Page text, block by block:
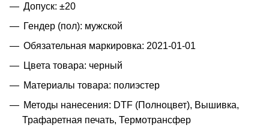
Допуск: ±20
Гендер (пол): мужской
Обязательная маркировка: 2021-01-01
Цвета товара: черный
Материалы товара: полиэстер
Методы нанесения: DTF (Полноцвет), Вышивка,
Трафаретная печать, Термотрансфер